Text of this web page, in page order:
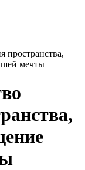
пространства,
мечты